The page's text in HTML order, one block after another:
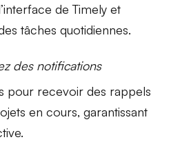
de Timely et
tâches quotidiennes.
des notifications
pour recevoir des rappels
en cours, garantissant